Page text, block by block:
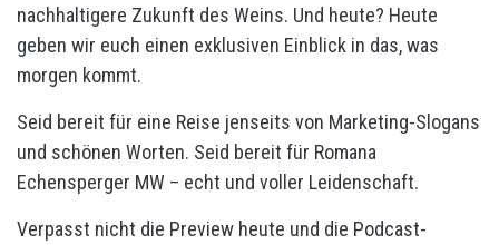
nachhaltigere Zukunft des Weins. Und heute? Heute
geben wir euch einen exklusiven Einblick in das, was
morgen kommt.
Seid bereit für eine Reise jenseits von Marketing-Slogans
und schönen Worten. Seid bereit für Romana
Echensperger MW – echt und voller Leidenschaft.
Verpasst nicht die Preview heute und die Podcast-